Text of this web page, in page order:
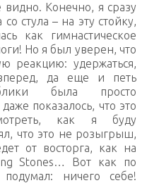
видно. Конечно, я сразу
стула – на эту стойку,
как гимнастическое
Но я был уверен, что
реакцию: удержаться,
да еще и петь
была просто
показалось, что это
как я буду
что это не розыгрыш,
от восторга, как на
Stones… Вот как по
ничего себе!